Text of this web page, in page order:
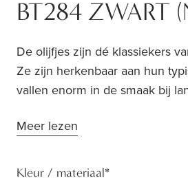
BT284 ZWART
De olijfjes zijn dé klassiekers
Ze zijn herkenbaar aan hun
vallen enorm in de smaak bij
BT294 (35mm) en BT254
CDF biedt ook olijfvormig deur-,
Meer lezen
Kleur / materiaal*